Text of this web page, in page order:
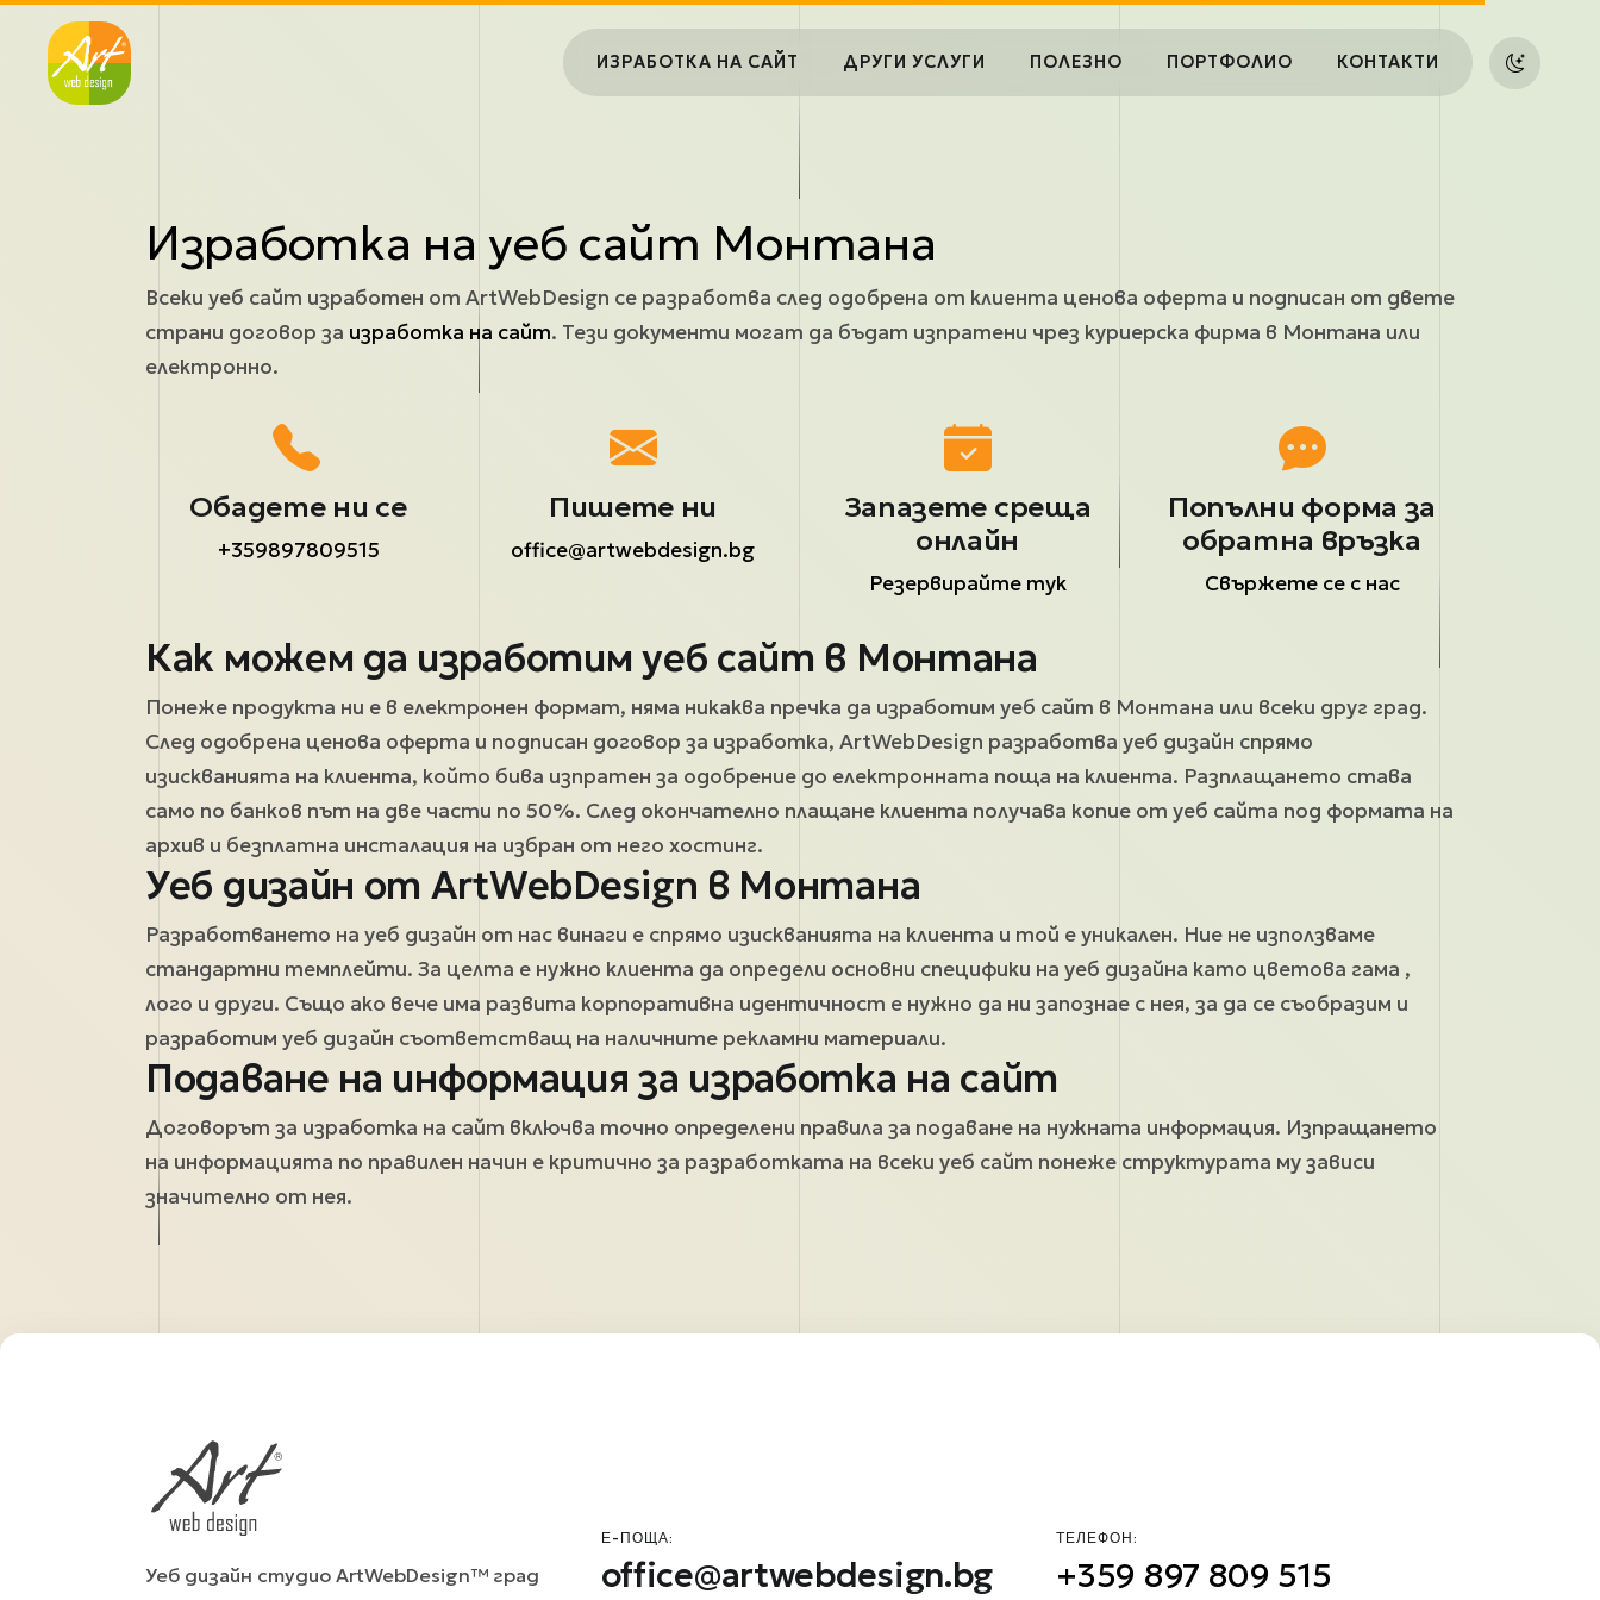
Main navigation
ИЗРАБОТКА НА САЙТ ДРУГИ УСЛУГИ ПОЛЕЗНО ПОРТФОЛИО КОНТАКТИ
Изработка на уеб сайт Монтана
Всеки уеб сайт изработен от ArtWebDesign се разработва след одобрена от клиента ценова оферта и подписан от двете
страни договор за изработка на сайт. Тези документи могат да бъдат изпратени чрез куриерска фирма в Монтана или
електронно.
Обадете ни се
+359897809515
Пишете ни
office@artwebdesign.bg
Запазете среща
онлайн
Резервирайте тук
Попълни форма за
обратна връзка
Свържете се с нас
Как можем да изработим уеб сайт в Монтана
Понеже продукта ни е в електронен формат, няма никаква пречка да изработим уеб сайт в Монтана или всеки друг град.
След одобрена ценова оферта и подписан договор за изработка, ArtWebDesign разработва уеб дизайн спрямо
изискванията на клиента, който бива изпратен за одобрение до електронната поща на клиента. Разплащането става
само по банков път на две части по 50%. След окончателно плащане клиента получава копие от уеб сайта под формата на
архив и безплатна инсталация на избран от него хостинг.
Уеб дизайн от ArtWebDesign в Монтана
Разработването на уеб дизайн от нас винаги е спрямо изискванията на клиента и той е уникален. Ние не използваме
стандартни темплейти. За целта е нужно клиента да определи основни специфики на уеб дизайна като цветова гама ,
лого и други. Също ако вече има развита корпоративна идентичност е нужно да ни запознае с нея, за да се съобразим и
разработим уеб дизайн съответстващ на наличните рекламни материали.
Подаване на информация за изработка на сайт
Договорът за изработка на сайт включва точно определени правила за подаване на нужната информация. Изпращането
на информацията по правилен начин е критично за разработката на всеки уеб сайт понеже структурата му зависи
значително от нея.
Уеб дизайн студио ArtWebDesign™ град
Е-ПОЩА:
office@artwebdesign.bg
ТЕЛЕФОН:
+359 897 809 515